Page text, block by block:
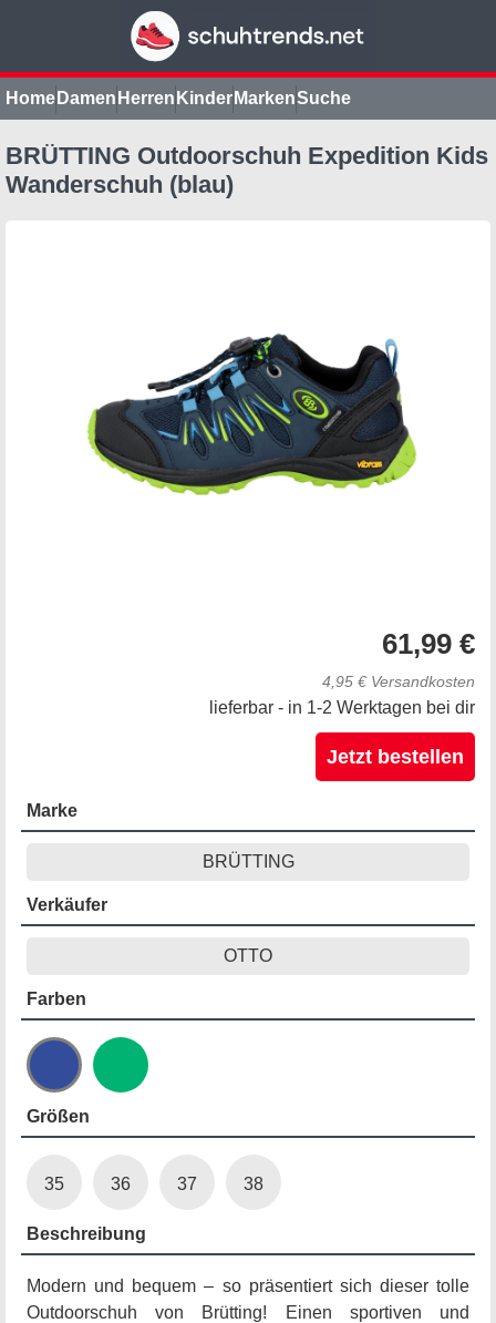
Home Damen Herren Kinder MarkenSuche
BRÜTTING Outdoorschuh Expedition Kids
Wanderschuh (blau)
61,99 €
4,95 € Versandkosten
lieferbar - in 1-2 Werktagen bei dir
Jetzt bestellen
Marke
BRÜTTING
Verkäufer
OTTO
Farben
Größen
35 36 37 38
Beschreibung
Modern und bequem – so präsentiert sich dieser tolle
Outdoorschuh von Brütting! Einen sportiven und